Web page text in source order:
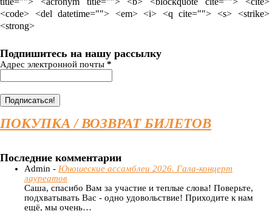
<code> <del datetime=""> <em> <i> <q cite=""> <s> <strike>
<strong>
Подпишитесь на нашу рассылку
Адрес электронной почты *
ПОКУПКА / ВОЗВРАТ БИЛЕТОВ
Последние комментарии
Admin - Юношеские ассамблеи 2026. Гала-концерт
лауреатов
Саша, спасибо Вам за участие и теплые слова! Поверьте,
подхватывать Вас - одно удовольствие! Приходите к нам
ещё, мы очень…